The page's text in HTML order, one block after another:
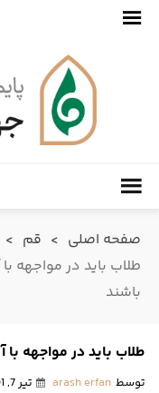
صفحه اصلی > قم >
طلاب باید در مواجهه
باشند
طلاب باید در مواجهه
توسط arash erfan تیر 7, 1401